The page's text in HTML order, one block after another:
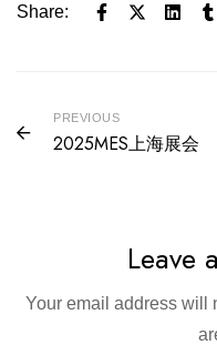
Share:
PREVIOUS
2025MES上海展会
Leave
Your email address will